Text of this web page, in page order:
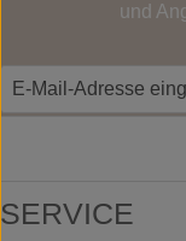
und
SERVICE